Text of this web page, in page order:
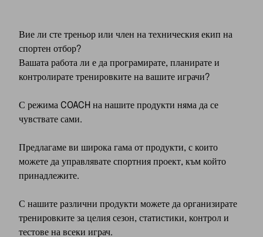
Вие ли сте треньор или член на техническия екип на
спортен отбор?
Вашата работа ли е да програмирате, планирате и
контролирате тренировките на вашите играчи?
С режима COACH на нашите продукти няма да се
чувствате сами.
Предлагаме ви широка гама от продукти, с които
можете да управлявате спортния проект, към който
принадлежите.
С нашите различни продукти можете да организирате
тренировките за целия сезон, статистики, контрол и
тестове на всеки играч.